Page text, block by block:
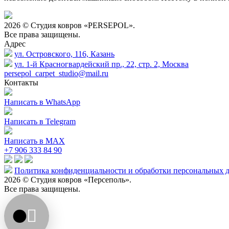
2026 © Студия ковров «PERSEPOL».
Все права защищены.
Адрес
ул. Островского, 116, Казань
ул. 1-й Красногвардейский пр., 22, стр. 2, Москва
persepol_carpet_studio@mail.ru
Контакты
Написать в WhatsApp
Написать в Telegram
Написать в MAX
+7 906 333 84 90
Политика конфиденциальности и обработки персональных
2026 © Студия ковров «Персеполь».
Все права защищены.